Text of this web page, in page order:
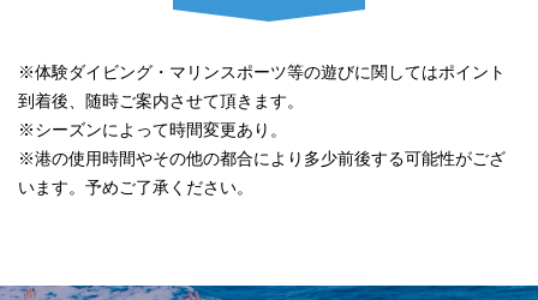
※体験ダイビング・マリンスポーツ等の遊びに関してはポイント
到着後、随時ご案内させて頂きます。
※シーズンによって時間変更あり。
※港の使用時間やその他の都合により多少前後する可能性がござ
います。予めご了承ください。